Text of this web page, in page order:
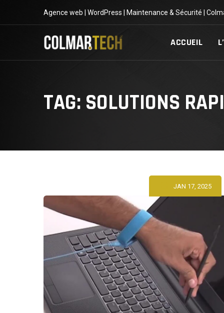
Agence web | WordPress | Maintenance & Sécurité |
ACCUEIL
TAG: SOLUTIONS
JAN 17, 2025